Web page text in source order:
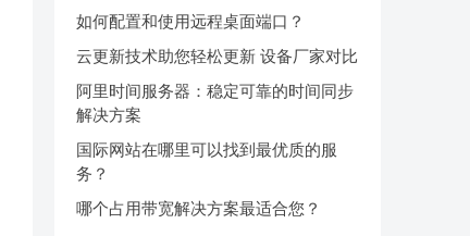
如何配置和使用远程桌面端口？
云更新技术助您轻松更新 设备厂家对比
阿里时间服务器：稳定可靠的时间同步
解决方案
国际网站在哪里可以找到最优质的服
务？
哪个占用带宽解决方案最适合您？